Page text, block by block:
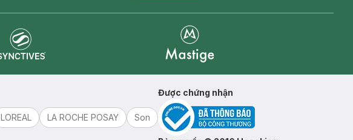
LOREAL LA ROCHE POSAY
Son
Được chứng nhận